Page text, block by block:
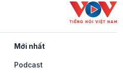
Mới nhất
Podcast